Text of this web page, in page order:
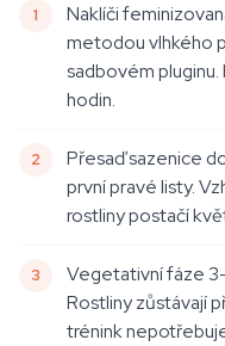
Naklíči
metodou vlhkého
sadbovém
hodin.
Přesaď sazenice
první pravé listy.
rostliny postačí
Vegetativní fáze
Rostliny zůstávají
trénink